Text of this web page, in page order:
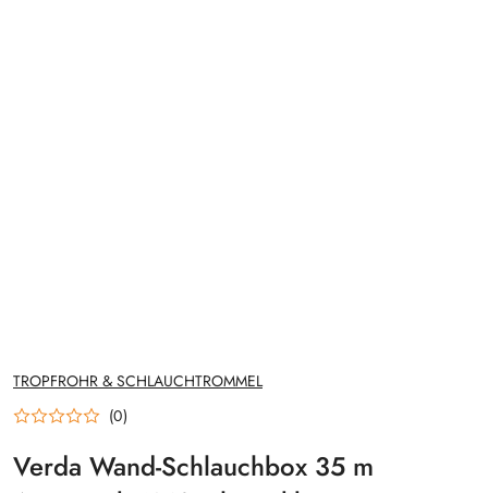
HERSTELLERNAME:
TROPFROHR & SCHLAUCHTROMMEL
(0)
Verda Wand-Schlauchbox 35 m